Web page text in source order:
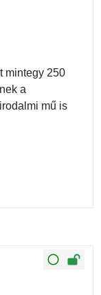
mintegy 250
a
mű is